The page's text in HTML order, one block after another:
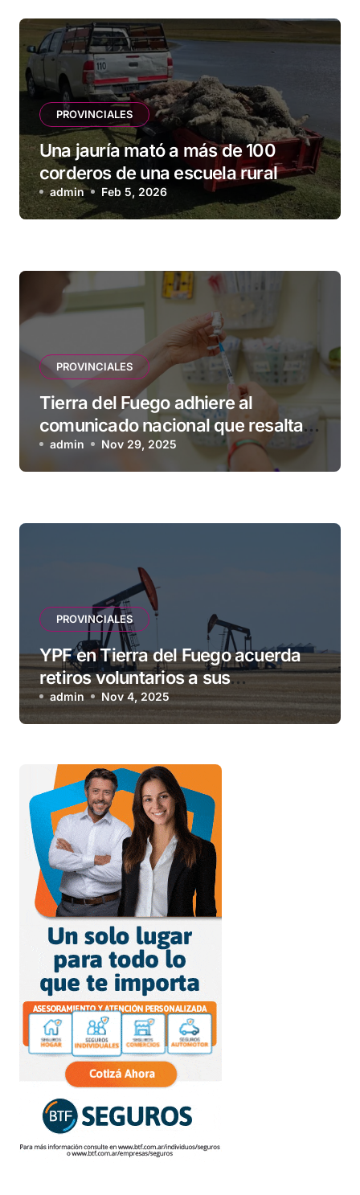
PROVINCIALES
Una jauría mató a más de 100
corderos de una escuela rural
admin Feb 5, 2026
PROVINCIALES
Tierra del Fuego adhiere al
comunicado nacional que resalta
la seguridad y eficacia de las
vacunas
admin Nov 29, 2025
PROVINCIALES
YPF en Tierra del Fuego acuerda
retiros voluntarios a sus
contratistas
admin Nov 4, 2025